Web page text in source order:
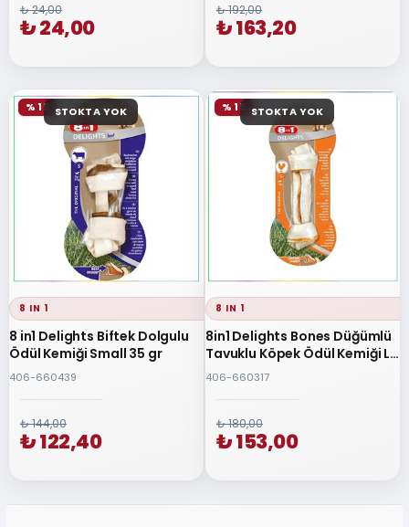
₺ 24,00
₺ 24,00
₺ 192,00
₺ 163,20
STOKTA YOK
8 IN 1
8 in1 Delights Biftek Dolgulu
Ödül Kemiği Small 35 gr
406-660439
% 15
₺ 144,00
₺ 122,40
STOKTA YOK
8 IN 1
8in1 Delights Bones Düğümlü
Tavuklu Köpek Ödül Kemiği L
Boy 85gr
406-660317
% 15
₺ 180,00
₺ 153,00